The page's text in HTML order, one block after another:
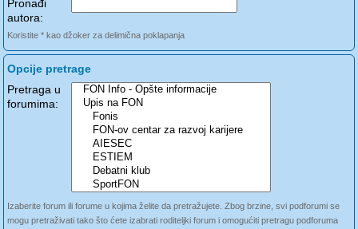
Pronađi
autora:
Koristite * kao džoker za delimična poklapanja
Opcije pretrage
Pretraga u
forumima:
Izaberite forum ili forume u kojima želite da pretražujete. Zbog brzine, svi podforumi se
mogu pretraživati tako što ćete izabrati roditeljki forum i omogućiti pretragu podforuma